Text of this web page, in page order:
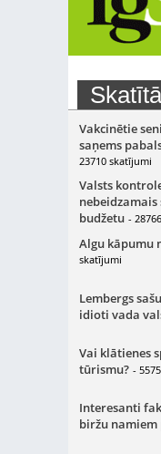
Vakcinētie
saņems
23710 skatījumi
Valsts
budžetu -
Algu kāpumu
skatījumi
Lembergs
idioti vada
Vai klātienes
tūrismu? -
Interesanti
biržu namiem